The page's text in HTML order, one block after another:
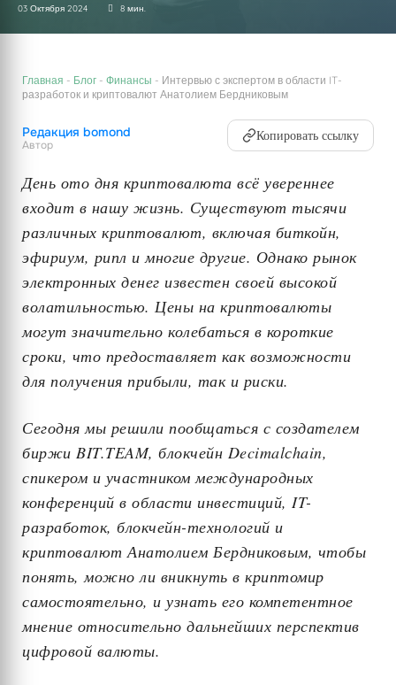
03 Октября 2024 8 мин.
Главная - Блог - Финансы - Интервью с экспертом в области IT-
разработок и криптовалют Анатолием Бердниковым
Редакция bomond
Автор
Копировать ссылку
День ото дня криптовалюта всё увереннее
входит в нашу жизнь. Существуют тысячи
различных криптовалют, включая биткойн,
эфириум, рипл и многие другие. Однако рынок
электронных денег известен своей высокой
волатильностью. Цены на криптовалюты
могут значительно колебаться в короткие
сроки, что предоставляет как возможности
для получения прибыли, так и риски.
Сегодня мы решили пообщаться с создателем
биржи BIT.TEAM, блокчейн Decimalсhain,
спикером и участником международных
конференций в области инвестиций, IT-
разработок, блокчейн-технологий и
криптовалют Анатолием Бердниковым, чтобы
понять, можно ли вникнуть в криптомир
самостоятельно, и узнать его компетентное
мнение относительно дальнейших перспектив
цифровой валюты.